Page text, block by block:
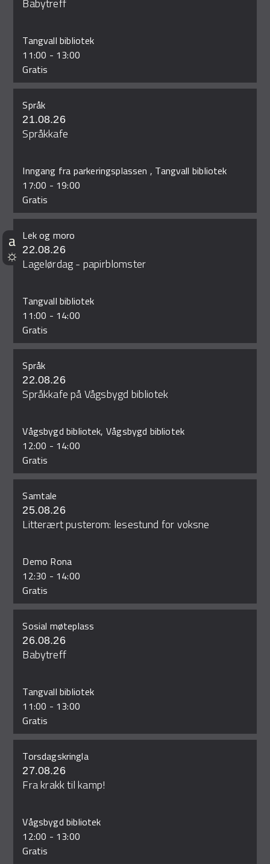
Babytreff
Tangvall bibliotek
11:00 - 13:00
Gratis
Språk
21.08.26
Språkkafe
Inngang fra parkeringsplassen , Tangvall bibliotek
17:00 - 19:00
Gratis
Lek og moro
22.08.26
Lagelørdag - papirblomster
Tangvall bibliotek
11:00 - 14:00
Gratis
Språk
22.08.26
Språkkafe på Vågsbygd bibliotek
Vågsbygd bibliotek, Vågsbygd bibliotek
12:00 - 14:00
Gratis
Samtale
25.08.26
Litterært pusterom: lesestund for voksne
Demo Rona
12:30 - 14:00
Gratis
Sosial møteplass
26.08.26
Babytreff
Tangvall bibliotek
11:00 - 13:00
Gratis
Torsdagskringla
27.08.26
Fra krakk til kamp!
Vågsbygd bibliotek
12:00 - 13:00
Gratis